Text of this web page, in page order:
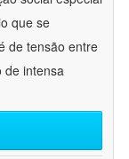
que se
de tensão entre
de intensa